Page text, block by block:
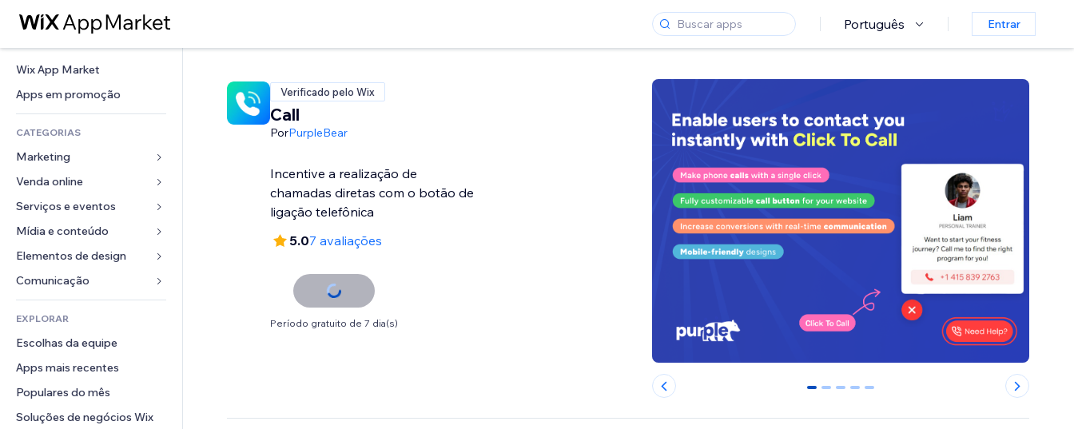
Português Entrar
Wix App Market
Apps em promoção
CATEGORIAS
Marketing
Anúncios
Mobile
Análises
Listas do site
Email
Venda online
Apps para lojas
Frete e entrega
Botões de venda
Contabilidade
Cupons e fidelidade
Soluções de armazenamento
Serviços e eventos
Hotéis
Eventos
Restaurantes
Imobiliária
Meus agendamentos
Mídia e conteúdo
Galeria
Músicas
Podcasts
Fotografia
Vídeo
PDF
Compartilhamento de arquivos
Notícias
Elementos de design
Mapas e navegação
Privacidade e segurança
Relógio
Templates de página
Efeitos de imagem
Botões e menus
Banners e selos
Formulários
Enquetes
Chat
Comentários
Telefone
EXPLORAR
Escolhas da equipe
Apps mais recentes
Populares do mês
Soluções de negócios Wix
Verificado pelo Wix
Call
PorPurpleBear
Incentive a realização de
chamadas diretas com o botão de
ligação telefônica
5.07 avaliações
Período gratuito de 7 dia(s)
0 1 2 3 4